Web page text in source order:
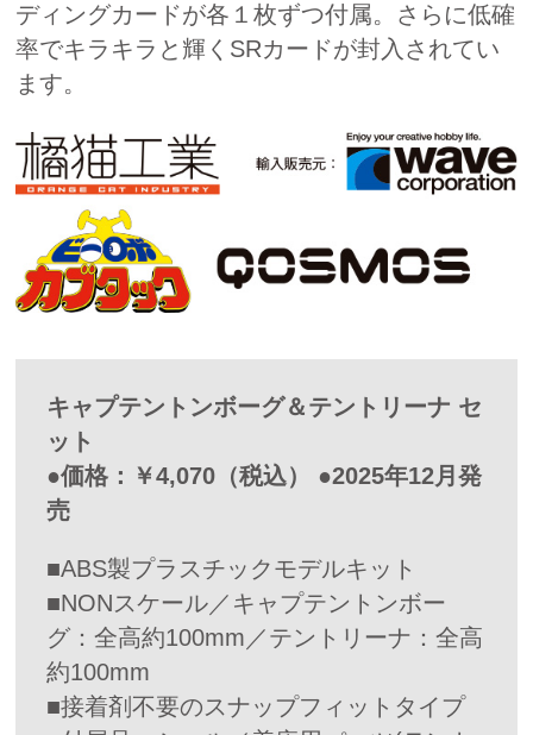
ディングカードが各１枚ずつ付属。さらに低確
率でキラキラと輝くSRカードが封入されてい
ます。
キャプテントンボーグ＆テントリーナ セ
ット
●価格：￥4,070（税込） ●2025年12月発
売
■ABS製プラスチックモデルキット
■NONスケール／キャプテントンボー
グ：全高約100mm／テントリーナ：全高
約100mm
■接着剤不要のスナップフィットタイプ